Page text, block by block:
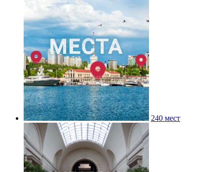
240 мест